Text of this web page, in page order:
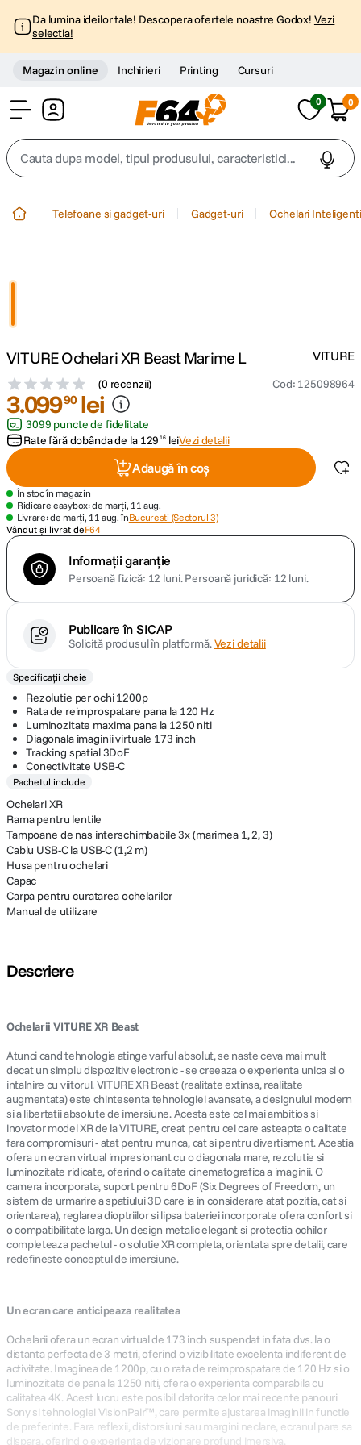
Da lumina ideilor tale! Descopera ofertele noastre Godox! Vezi
selectia!
Magazin online Inchirieri Printing Cursuri
0 0
Cauta dupa model, tipul produsului, caracteristici...
4. peak design
5. canon sx740 hs
6 lavaliera
card memorie
8 ulanzi
9.
Telefoane si gadget-uri Gadget-uri Ochelari Inteligenti
VITURE Ochelari XR Beast Marime L
(0 recenzii) Cod: 125098964
VITURE
3.09990 lei
3099 puncte de fidelitate
Rate fără dobânda de la 129 16 leiVezi detalii
Adaugă în coș
În stoc în magazin
Ridicare easybox: de marți, 11 aug.
Livrare: de marți, 11 aug. înBucuresti (Sectorul 3)
Vândut și livrat deF64
Informații garanție
Persoană fizică: 12 luni.Persoană juridică: 12 luni.
Publicare în SICAP
Solicită produsul în platformă.Vezi detalii
Specificații cheie
Rezolutie per ochi 1200p
Rata de reimprospatare pana la 120 Hz
Luminozitate maxima pana la 1250 niti
Diagonala imaginii virtuale 173 inch
Tracking spatial 3DoF
Conectivitate USB-C
Pachetul include
Ochelari XR
Rama pentru lentile
Tampoane de nas interschimbabile 3x (marimea 1, 2, 3)
Cablu USB-C la USB-C (1,2 m)
Husa pentru ochelari
Capac
Carpa pentru curatarea ochelarilor
Manual de utilizare
Descriere
Ochelarii VITURE XR Beast
Atunci cand tehnologia atinge varful absolut, se naste ceva mai mult
decat un simplu dispozitiv electronic - se creeaza o experienta unica si o
intalnire cu viitorul. VITURE XR Beast (realitate extinsa, realitate
augmentata) este chintesenta tehnologiei avansate, a designului modern
si a libertatii absolute de imersiune. Acesta este cel mai ambitios si
inovator model XR de la VITURE, creat pentru cei care asteapta o calitate
fara compromisuri - atat pentru munca, cat si pentru divertisment. Acestia
ofera un ecran virtual impresionant cu o diagonala mare, rezolutie si
luminozitate ridicate, oferind o calitate cinematografica a imaginii. O
camera incorporata, suport pentru 6DoF (Six Degrees of Freedom, un
sistem de urmarire a spatiului 3D care ia in considerare atat pozitia, cat si
orientarea), reglarea dioptriilor si lipsa bateriei incorporate ofera confort si
o compatibilitate larga. Un design metalic elegant si protectia ochilor
completeaza pachetul - o solutie XR completa, orientata spre detalii, care
redefineste conceptul de imersiune.
Un ecran care anticipeaza realitatea
Ochelarii ofera un ecran virtual de 173 inch suspendat in fata dvs. la o
distanta perfecta de 3 metri, oferind o vizibilitate excelenta indiferent de
activitate. Imaginea de 1200p, cu o rata de reimprospatare de 120 Hz si o
luminozitate de pana la 1250 niti, ofera o experienta comparabila cu
calitatea 4K. Acest lucru este posibil datorita celor mai recente panouri
Sony si tehnologiei VisionPair™, care permite ajustarea imaginii in functie
de preferinte. Fara reflexii, distorsiuni sau margini neclare, ecranul pare sa
dispara, oferind o experienta de vizionare profund imersiva.